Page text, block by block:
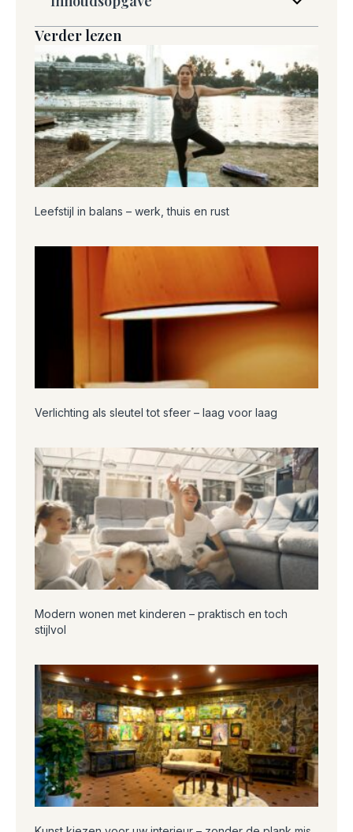
Verder lezen
Leefstijl in balans – werk, thuis en rust
Verlichting als sleutel tot sfeer – laag voor laag
Modern wonen met kinderen – praktisch en toch
stijlvol